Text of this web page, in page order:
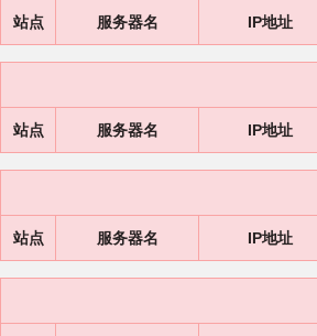
站点 服务器名 IP地址
站点 服务器名 IP地址
站点 服务器名 IP地址